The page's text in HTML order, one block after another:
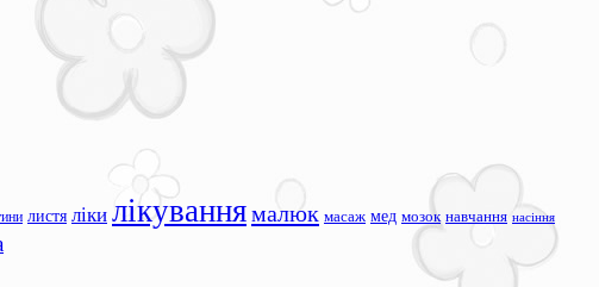
листя ліки лікуваннямалюк масаж мед мозок навчання насіння